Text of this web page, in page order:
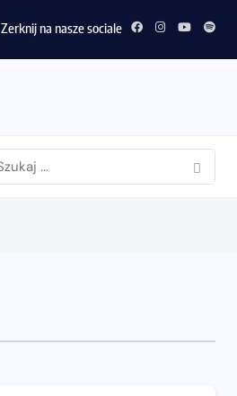
Zerknij na nasze sociale